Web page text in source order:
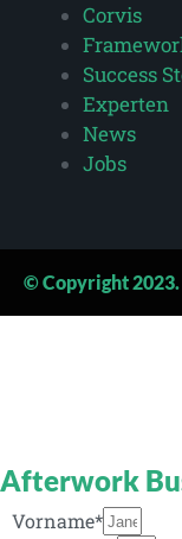
Corvis
Success
Experten
News
Jobs
© Copyright
Afterwork
Vorname*